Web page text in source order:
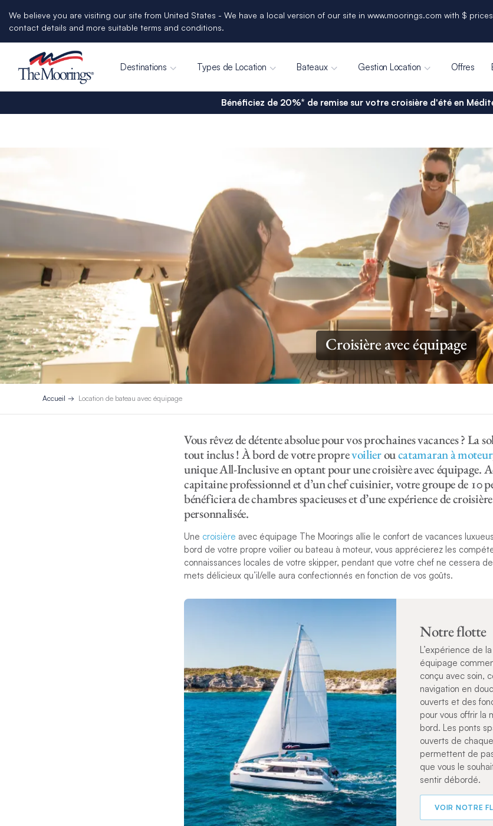
We believe you are visiting our site from United States - We have a local version of our site in www.moorings.com with $
contact details and more suitable terms and conditions.
Destinations Types de Location Bateaux Gestion Location Offres
Bénéficiez de 20%* de remise sur votre croisière d'été en
Croisière avec équipage
Accueil Location de bateau avec équipage
Vous rêvez de détente absolue pour vos prochaines vacances ? La
tout inclus ! À bord de votre proprevoilieroucatamaran à moteur
unique All-Inclusive en optant pour une croisière avec équipage.
capitaine professionnel et d’un chef cuisinier, votre groupe de 10
bénéficiera de chambres spacieuses et d’une expérience de
personnalisée.
Une croisière avec équipage The Moorings allie le confort de vacances
bord de votre propre voilier ou bateau à moteur, vous apprécierez les
connaissances locales de votre skipper, pendant que votre chef ne cessera
mets délicieux qu’il/elle aura confectionnés en fonction de vos goûts.
Notre flotte
L’expérience de
équipage
conçu avec soin,
navigation en
ouverts et des
pour vous offrir la
bord. Les ponts
ouverts de
permettent de
que vous le
sentir débordé.
VOIR NOTRE